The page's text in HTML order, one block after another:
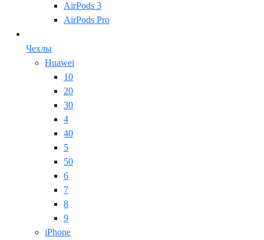
AirPods 3
AirPods Pro
Чехлы
Huawei
10
20
30
4
40
5
50
6
7
8
9
iPhone